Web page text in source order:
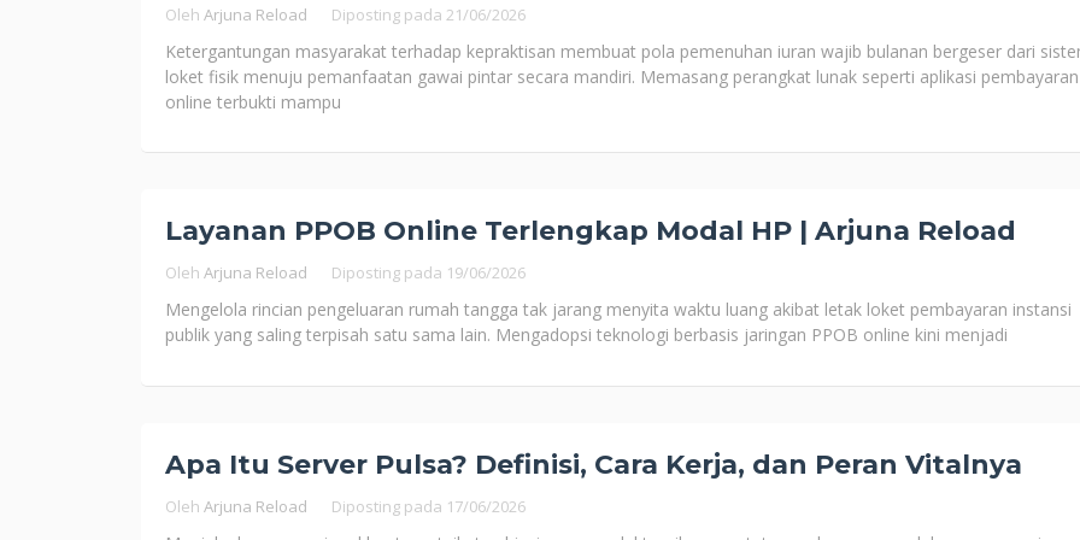
Oleh Arjuna Reload Diposting pada 21/06/2026
Ketergantungan masyarakat terhadap kepraktisan membuat pola pemenuhan iuran wajib bulanan bergeser dari
loket fisik menuju pemanfaatan gawai pintar secara mandiri. Memasang perangkat lunak seperti aplikasi pembayaran
online terbukti mampu
Layanan PPOB Online Terlengkap Modal HP | Arjuna Reload
Oleh Arjuna Reload Diposting pada 19/06/2026
Mengelola rincian pengeluaran rumah tangga tak jarang menyita waktu luang akibat letak loket pembayaran instansi
publik yang saling terpisah satu sama lain. Mengadopsi teknologi berbasis jaringan PPOB online kini menjadi
Apa Itu Server Pulsa? Definisi, Cara Kerja, dan Peran Vitalnya
Oleh Arjuna Reload Diposting pada 17/06/2026